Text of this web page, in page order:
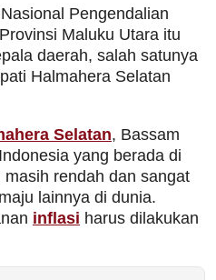
Pengendalian
Maluku Utara itu
daerah, salah satunya
Halmahera Selatan
Selatan, Bassam
yang berada di
rendah dan sangat
lainnya di dunia.
inflasi harus dilakukan